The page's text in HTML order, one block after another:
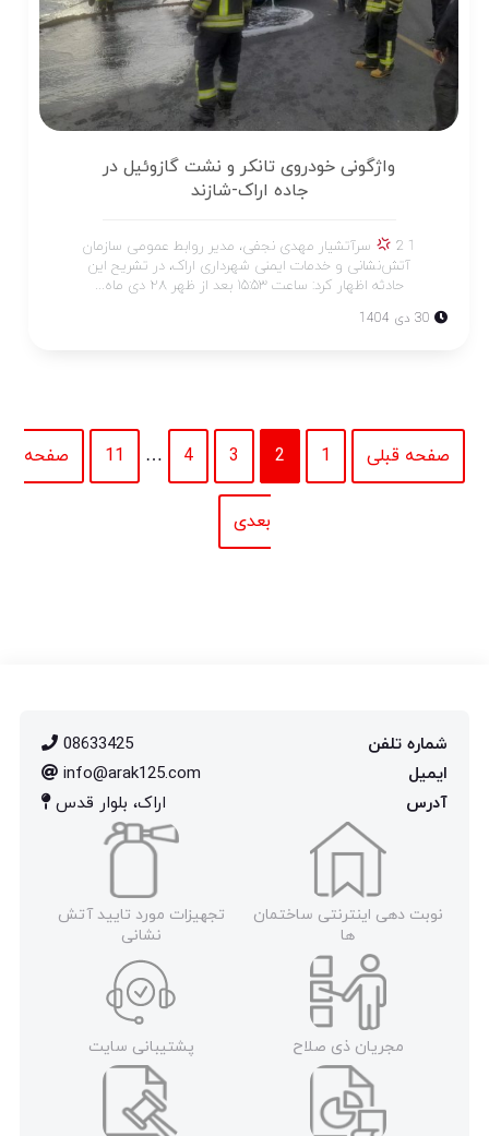
واژگونی خودروی تانکر و نشت گازوئیل در
جاده اراک-شازند
1 2
سرآتشیار مهدی نجفی، مدیر روابط عمومی سازمان
آتش‌نشانی و خدمات ایمنی شهرداری اراک، در تشریح این
حادثه اظهار کرد: ساعت ۱۵:۵۳ بعد از ظهر ۲۸ دی ماه...
30 دی 1404
صفحه قبلی 1
2
3
4
…
11 صفحه
بعدی
شماره تلفن
08633425
ایمیل
info@arak125.com
آدرس
اراک، بلوار قدس
نوبت دهی اینترنتی ساختمان
ها
تجهیزات مورد تایید آتش
نشانی
مجریان ذی صلاح پشتیبانی سایت